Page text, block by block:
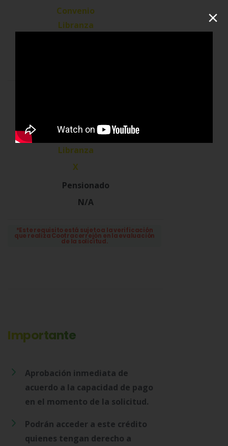
solidario
X
N/A
*Este requisito está sujeto a la verificación
que realiza Cootracerrejón en la evaluación
de la solicitud.
Importante
Aprobación inmediata de
acuerdo a la capacidad de pago
en el momento de la solicitud.
Podrán acceder a este crédito
quienes tengan derecho a
×